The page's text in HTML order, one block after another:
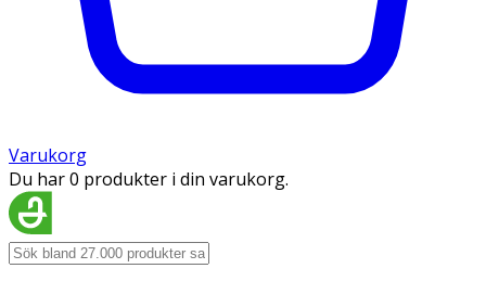
Varukorg
Du har 0 produkter i din varukorg.